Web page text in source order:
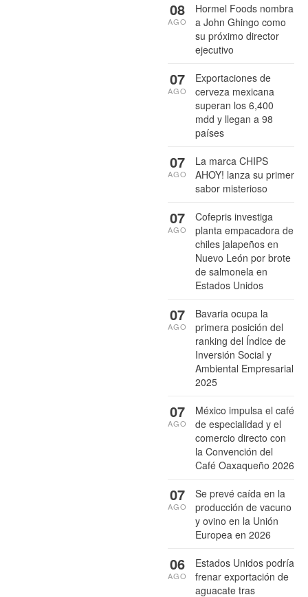
Hormel Foods nombra
a John Ghingo como
su próximo director
ejecutivo
08
AGO
Exportaciones de
cerveza mexicana
superan los 6,400
mdd y llegan a 98
países
07
AGO
La marca CHIPS
AHOY! lanza su primer
sabor misterioso
07
AGO
Cofepris investiga
planta empacadora de
chiles jalapeños en
Nuevo León por brote
de salmonela en
Estados Unidos
07
AGO
Bavaria ocupa la
primera posición del
ranking del Índice de
Inversión Social y
Ambiental Empresarial
2025
07
AGO
México impulsa el café
de especialidad y el
comercio directo con
la Convención del
Café Oaxaqueño 2026
07
AGO
Se prevé caída en la
producción de vacuno
y ovino en la Unión
Europea en 2026
07
AGO
Estados Unidos podría
frenar exportación de
aguacate tras
06
AGO